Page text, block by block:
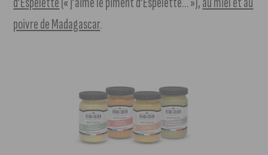
poivre de Madagascar.